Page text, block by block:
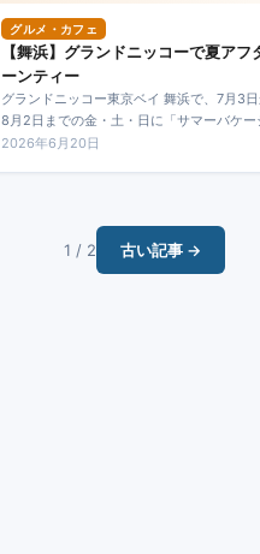
グルメ・カフェ
【舞浜】グランドニッコーで夏アフ
ーンティー
グランドニッコー東京ベイ 舞浜で、7月3
8月2日までの金・土・日に「サマーバケー
ンアフタヌーンティー」が提供されます。
2026年6月20日
1 / 2 古い記事 →